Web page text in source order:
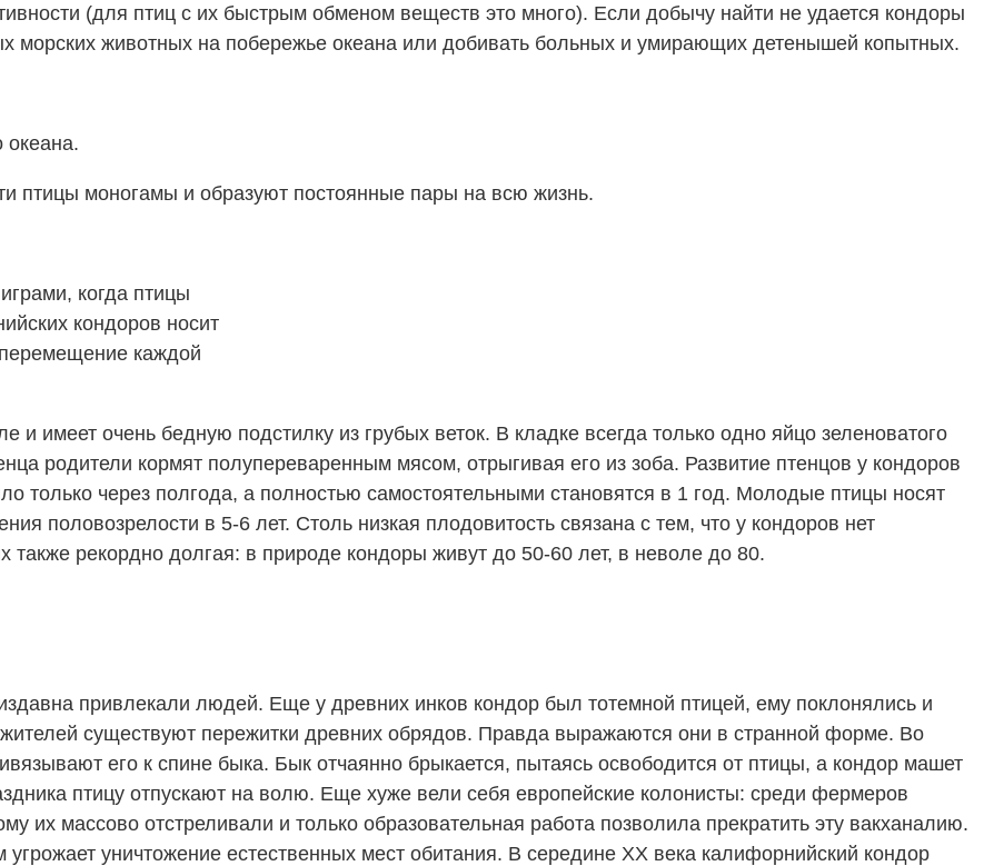
(для птиц с их быстрым обменом веществ это много). Если добычу найти не удается кондоры
морских животных на побережье океана или добивать больных и умирающих детенышей копытных.
океана.
птицы моногамы и образуют постоянные пары на всю жизнь.
когда птицы
кондоров носит
каждой
и имеет очень бедную подстилку из грубых веток. В кладке всегда только одно яйцо зеленоватого
родители кормят полупереваренным мясом, отрыгивая его из зоба. Развитие птенцов у кондоров
только через полгода, а полностью самостоятельными становятся в 1 год. Молодые птицы носят
половозрелости в 5-6 лет. Столь низкая плодовитость связана с тем, что у кондоров нет
также рекордно долгая: в природе кондоры живут до 50-60 лет, в неволе до 80.
привлекали людей. Еще у древних инков кондор был тотемной птицей, ему поклонялись и
существуют пережитки древних обрядов. Правда выражаются они в странной форме. Во
его к спине быка. Бык отчаянно брыкается, пытаясь освободится от птицы, а кондор машет
птицу отпускают на волю. Еще хуже вели себя европейские колонисты: среди фермеров
их массово отстреливали и только образовательная работа позволила прекратить эту вакханалию.
уничтожение естественных мест обитания. В середине ХХ века калифорнийский кондор